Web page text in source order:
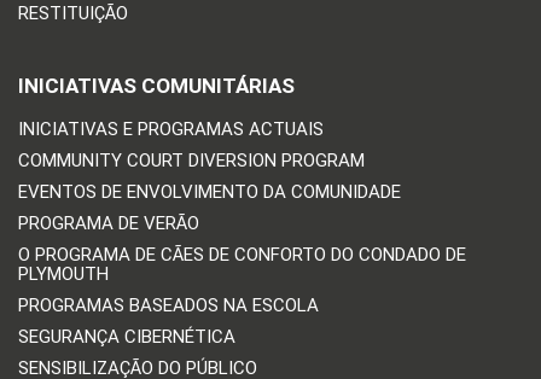
RESTITUIÇÃO
INICIATIVAS COMUNITÁRIAS
INICIATIVAS E PROGRAMAS ACTUAIS
COMMUNITY COURT DIVERSION PROGRAM
EVENTOS DE ENVOLVIMENTO DA COMUNIDADE
PROGRAMA DE VERÃO
O PROGRAMA DE CÃES DE CONFORTO DO CONDADO DE
PLYMOUTH
PROGRAMAS BASEADOS NA ESCOLA
SEGURANÇA CIBERNÉTICA
SENSIBILIZAÇÃO DO PÚBLICO